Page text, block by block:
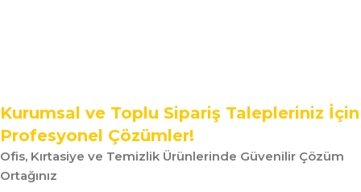
Kurumsal ve Toplu Sipariş Talepleriniz İçin
Profesyonel Çözümler!
Ofis, Kırtasiye ve Temizlik Ürünlerinde Güvenilir Çözüm
Ortağınız